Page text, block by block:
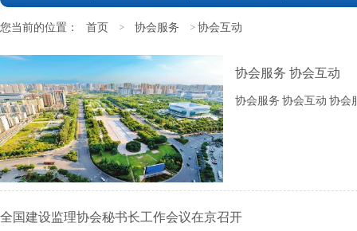
您当前的位置： 首页 > 协会服务 > 协会互动
协会服务 协会互动
协会服务 协会互动 协会
全国建设监理协会秘书长工作会议在京召开